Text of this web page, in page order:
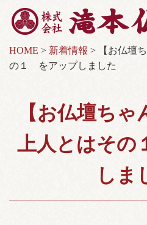
HOME > 新着情報 >
【お仏壇
の１ をアップしました
【お仏壇ち
上人とはそ
しま